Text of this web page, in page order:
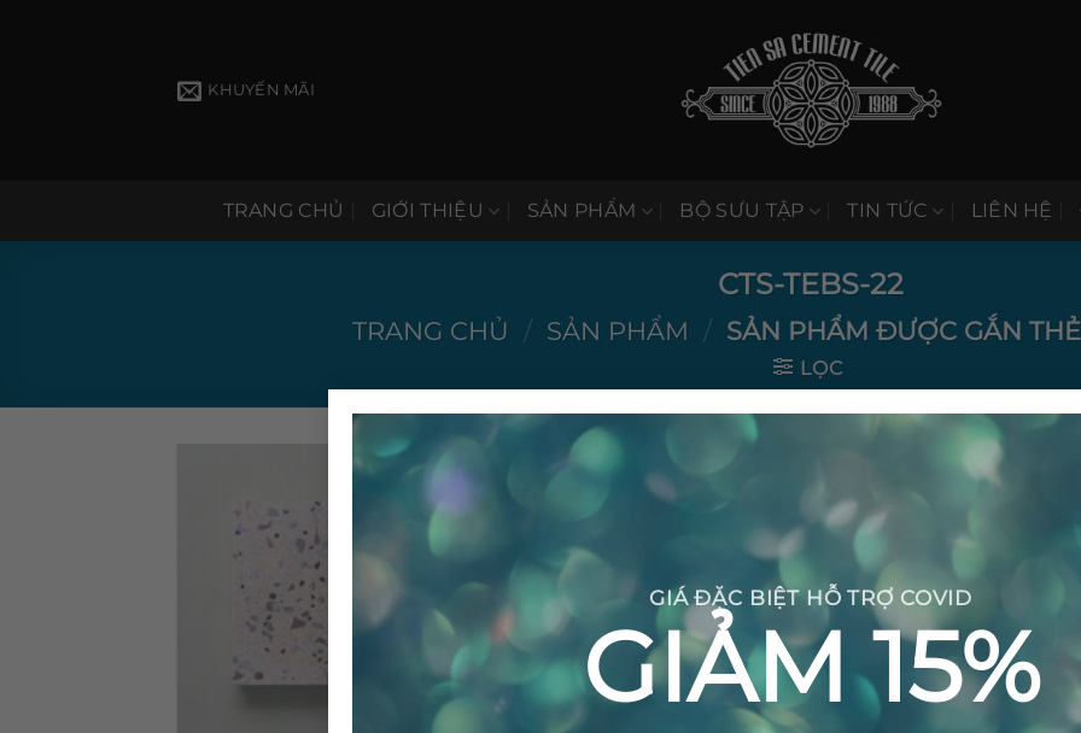
GIÁ ĐẶC BIỆT HỖ TRỢ COVID
GIẢM 15%
KHUYẾN MÃI
TRANG CHỦ GIỚI THIỆU SẢN PHẨM BỘ SƯU TẬP TIN TỨC LIÊN HỆ
CTS-TEBS-22
TRANG CHỦ / SẢN PHẨM / SẢN PHẨM ĐƯỢC GẮN THẺ
LỌC